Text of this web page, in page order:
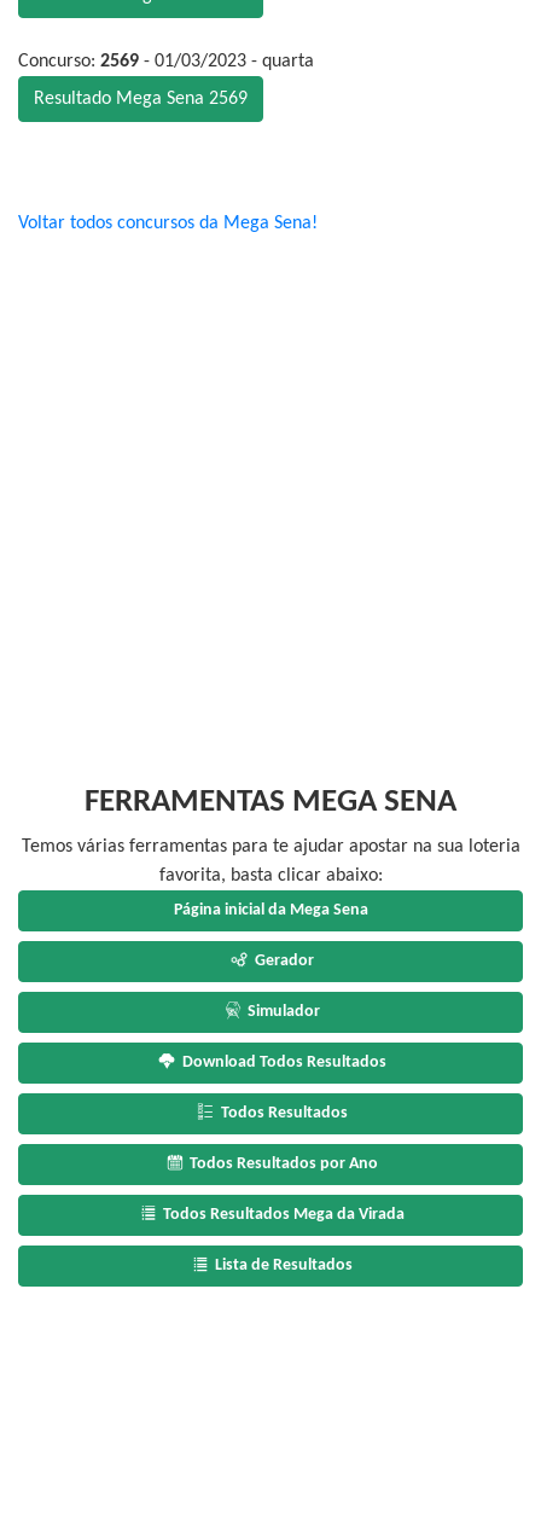
Concurso: 2569 - 01/03/2023 - quarta
Resultado Mega Sena 2569
Voltar todos concursos da Mega Sena!
FERRAMENTAS MEGA SENA
Temos várias ferramentas para te ajudar apostar na sua loteria
favorita, basta clicar abaixo:
Página inicial da Mega Sena
Gerador
Simulador
Download Todos Resultados
Todos Resultados
Todos Resultados por Ano
Todos Resultados Mega da Virada
Lista de Resultados